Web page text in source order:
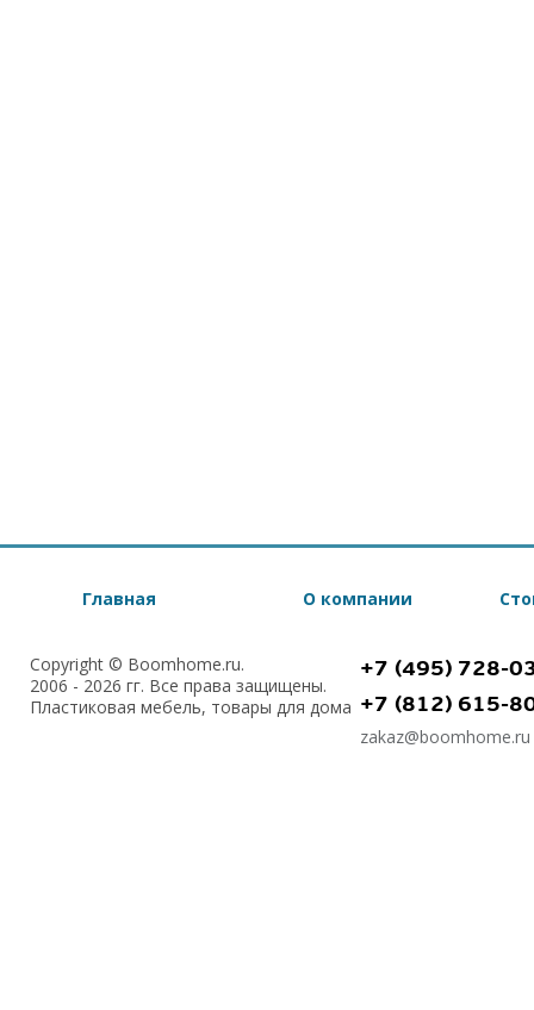
Главная О компании
Copyright © Boomhome.ru.
2006 - 2026 гг. Все права защищены.
Пластиковая мебель, товары для дома
+7 (495) 728-
+7 (812) 615-
zakaz@boomhome.ru